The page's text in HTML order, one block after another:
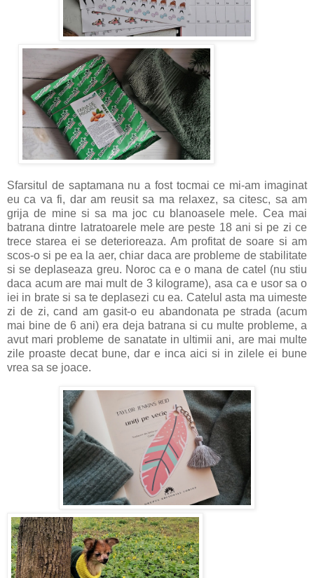
Sfarsitul de saptamana nu a fost tocmai ce mi-am imaginat
eu ca va fi, dar am reusit sa ma relaxez, sa citesc, sa am
grija de mine si sa ma joc cu blanoasele mele. Cea mai
batrana dintre latratoarele mele are peste 18 ani si pe zi ce
trece starea ei se deterioreaza. Am profitat de soare si am
scos-o si pe ea la aer, chiar daca are probleme de stabilitate
si se deplaseaza greu. Noroc ca e o mana de catel (nu stiu
daca acum are mai mult de 3 kilograme), asa ca e usor sa o
iei in brate si sa te deplasezi cu ea. Catelul asta ma uimeste
zi de zi, cand am gasit-o eu abandonata pe strada (acum
mai bine de 6 ani) era deja batrana si cu multe probleme, a
avut mari probleme de sanatate in ultimii ani, are mai multe
zile proaste decat bune, dar e inca aici si in zilele ei bune
vrea sa se joace.